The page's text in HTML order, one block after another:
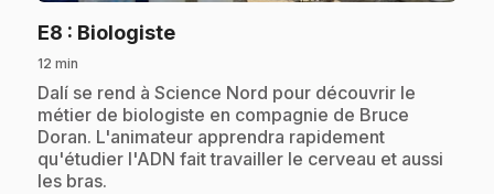
E8 : Biologiste.
12 min
.Dalí se rend à Science Nord pour découvrir le
métier de biologiste en compagnie de Bruce
Doran. L'animateur apprendra rapidement
qu'étudier l'ADN fait travailler le cerveau et aussi
les bras.